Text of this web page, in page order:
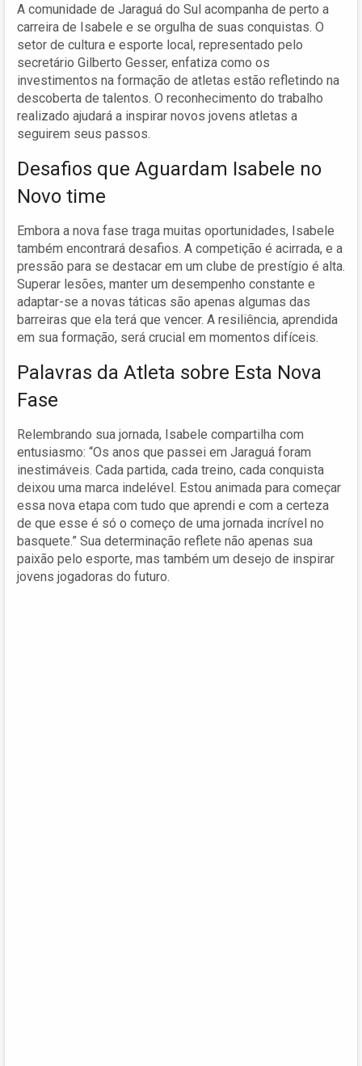
A comunidade de Jaraguá do Sul acompanha de perto a
carreira de Isabele e se orgulha de suas conquistas. O
setor de cultura e esporte local, representado pelo
secretário Gilberto Gesser, enfatiza como os
investimentos na formação de atletas estão refletindo na
descoberta de talentos. O reconhecimento do trabalho
realizado ajudará a inspirar novos jovens atletas a
seguirem seus passos.
Desafios que Aguardam Isabele no
Novo time
Embora a nova fase traga muitas oportunidades, Isabele
também encontrará desafios. A competição é acirrada, e a
pressão para se destacar em um clube de prestígio é alta.
Superar lesões, manter um desempenho constante e
adaptar-se a novas táticas são apenas algumas das
barreiras que ela terá que vencer. A resiliência, aprendida
em sua formação, será crucial em momentos difíceis.
Palavras da Atleta sobre Esta Nova
Fase
Relembrando sua jornada, Isabele compartilha com
entusiasmo: “Os anos que passei em Jaraguá foram
inestimáveis. Cada partida, cada treino, cada conquista
deixou uma marca indelével. Estou animada para começar
essa nova etapa com tudo que aprendi e com a certeza
de que esse é só o começo de uma jornada incrível no
basquete.” Sua determinação reflete não apenas sua
paixão pelo esporte, mas também um desejo de inspirar
jovens jogadoras do futuro.